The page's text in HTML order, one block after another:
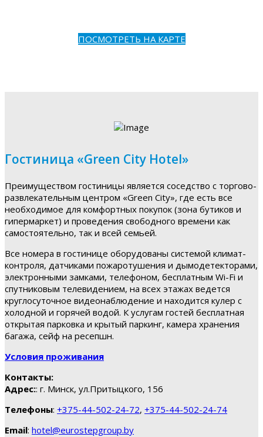
ПОСМОТРЕТЬ НА КАРТЕ
Гостиница «Green City Hotel»
Преимуществом гостиницы является соседство с торгово-
развлекательным центром «Green City», где есть все
необходимое для комфортных покупок (зона бутиков и
гипермаркет) и проведения свободного времени как
самостоятельно, так и всей семьей.
Все номера в гостинице оборудованы системой климат-
контроля, датчиками пожаротушения и дымодетекторами,
электронными замками, телефоном, бесплатным Wi-Fi и
спутниковым телевидением, на всех этажах ведется
круглосуточное видеонаблюдение и находится кулер с
холодной и горячей водой. К услугам гостей бесплатная
открытая парковка и крытый паркинг, камера хранения
багажа, сейф на ресепшн.
Условия проживания
Контакты:
Адрес:: г. Минск, ул.Притыцкого, 156
Телефоны: +375-44-502-24-72, +375-44-502-24-74
Email: hotel@eurostepgroup.by